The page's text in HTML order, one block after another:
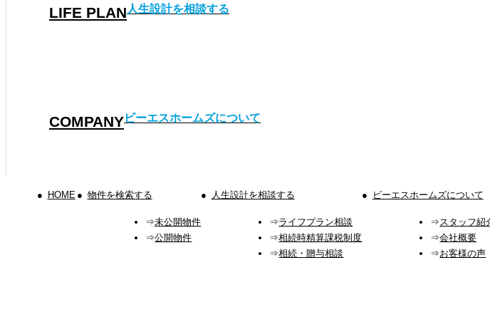
LIFE PLAN 人生設計を相談する
COMPANYビーエスホームズについて
HOME 物件を検索する
未公開物件
公開物件
人生設計を相談する
ライフプラン相談
相続時精算課税制度
相続・贈与相談
ビーエスホームズについて
スタッフ紹
会社概要
お客様の声